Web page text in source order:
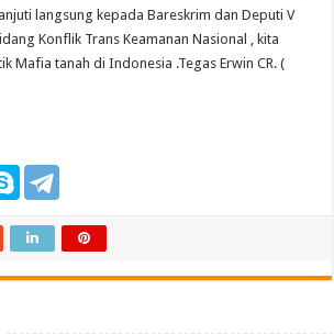
langsung kepada Bareskrim dan Deputi V
Konflik Trans Keamanan Nasional , kita
Mafia tanah di Indonesia .Tegas Erwin CR. (